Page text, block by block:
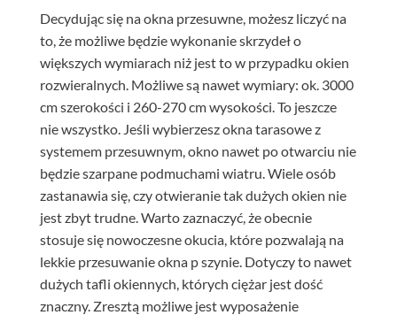
Decydując się na okna przesuwne, możesz liczyć na
to, że możliwe będzie wykonanie skrzydeł o
większych wymiarach niż jest to w przypadku okien
rozwieralnych. Możliwe są nawet wymiary: ok. 3000
cm szerokości i 260-270 cm wysokości. To jeszcze
nie wszystko. Jeśli wybierzesz okna tarasowe z
systemem przesuwnym, okno nawet po otwarciu nie
będzie szarpane podmuchami wiatru. Wiele osób
zastanawia się, czy otwieranie tak dużych okien nie
jest zbyt trudne. Warto zaznaczyć, że obecnie
stosuje się nowoczesne okucia, które pozwalają na
lekkie przesuwanie okna p szynie. Dotyczy to nawet
dużych tafli okiennych, których ciężar jest dość
znaczny. Zresztą możliwe jest wyposażenie